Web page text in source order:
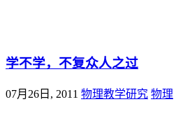
学不学，不复众人之过
07月26日, 2011 物理教学研究 物理